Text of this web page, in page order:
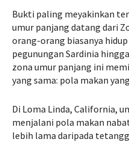
Bukti paling meyakinkan
umur panjang datang dari
orang-orang biasanya
pegunungan Sardinia
zona umur panjang ini
yang sama: pola makan
Di Loma Linda, California,
menjalani pola makan
lebih lama daripada